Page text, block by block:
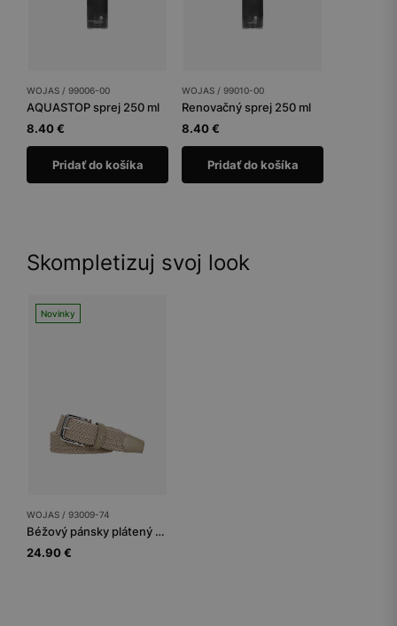
WOJAS / 99006-00
AQUASTOP sprej 250 ml
8.40 €
Pridať do košíka
WOJAS / 99010-00
Renovačný sprej 250 ml
8.40 €
Pridať do košíka
Skompletizuj svoj look
Novinky
WOJAS / 93009-74
Béžový pánsky plátený opasok so striebornou prackou
24.90 €